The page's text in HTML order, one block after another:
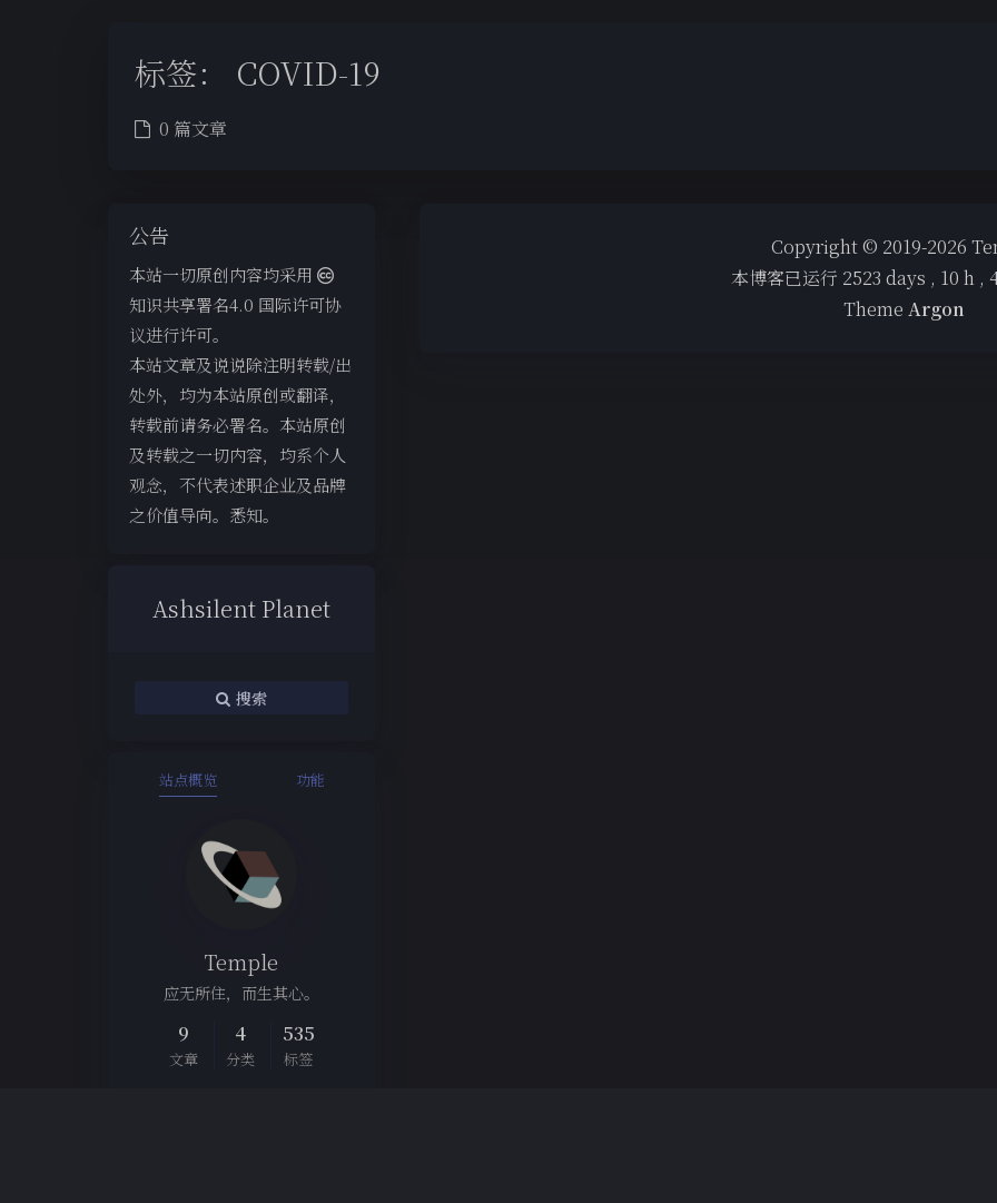
标签： COVID-19
0 篇文章
公告
本站一切原创内容均采用
知识共享署名4.0 国际许可协
议进行许可。
本站文章及说说除注明转载/出
处外，均为本站原创或翻译，
转载前请务必署名。本站原创
及转载之一切内容，均系个人
观念，不代表述职企业及品牌
之价值导向。悉知。
Ashsilent Planet
搜索
站点概览 功能
Temple
应无所住，而生其心。
9
文章
4
分类
535
标签
Copyright © 2019-2026
本博客已运行 2523 days , 10 h ,
Theme Argon